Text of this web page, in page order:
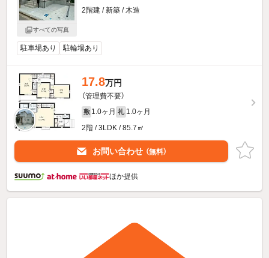
すべての写真
2階建 / 新築 / 木造
駐車場あり 駐輪場あり
17.8万円
（管理費不要）
敷 1.0ヶ月 礼 1.0ヶ月
2階 / 3LDK / 85.7㎡
お問い合わせ （無料）
ほか提供